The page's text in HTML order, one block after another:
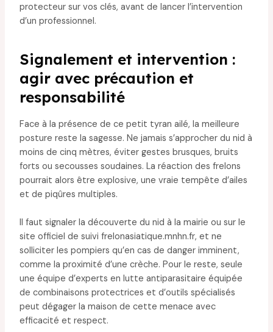
protecteur sur vos clés, avant de lancer l’intervention
d’un professionnel.
Signalement et intervention :
agir avec précaution et
responsabilité
Face à la présence de ce petit tyran ailé, la meilleure
posture reste la sagesse. Ne jamais s’approcher du nid à
moins de cinq mètres, éviter gestes brusques, bruits
forts ou secousses soudaines. La réaction des frelons
pourrait alors être explosive, une vraie tempête d’ailes
et de piqûres multiples.
Il faut signaler la découverte du nid à la mairie ou sur le
site officiel de suivi frelonasiatique.mnhn.fr, et ne
solliciter les pompiers qu’en cas de danger imminent,
comme la proximité d’une crèche. Pour le reste, seule
une équipe d’experts en lutte antiparasitaire équipée
de combinaisons protectrices et d’outils spécialisés
peut dégager la maison de cette menace avec
efficacité et respect.